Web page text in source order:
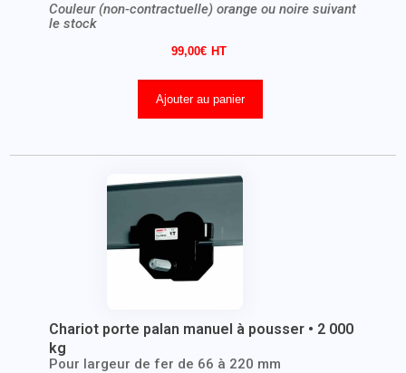
Couleur (non-contractuelle) orange ou noire suivant
le stock
99,00€
Ajouter au panier
Chariot porte palan manuel à pousser • 2 000
kg
Pour largeur de fer de 66 à 220 mm